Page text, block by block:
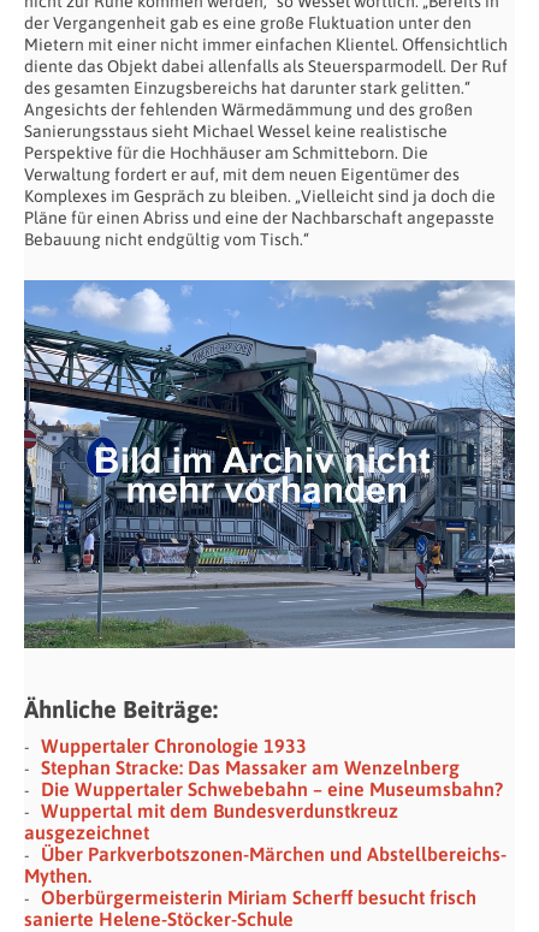
der Vergangenheit gab es eine große Fluktuation unter den
Mietern mit einer nicht immer einfachen Klientel. Offensichtlich
diente das Objekt dabei allenfalls als Steuersparmodell. Der Ruf
des gesamten Einzugsbereichs hat darunter stark gelitten.“
Angesichts der fehlenden Wärmedämmung und des großen
Sanierungsstaus sieht Michael Wessel keine realistische
Perspektive für die Hochhäuser am Schmitteborn. Die
Verwaltung fordert er auf, mit dem neuen Eigentümer des
Komplexes im Gespräch zu bleiben. „Vielleicht sind ja doch die
Pläne für einen Abriss und eine der Nachbarschaft angepasste
Bebauung nicht endgültig vom Tisch.“
Ähnliche Beiträge:
Wuppertaler Chronologie 1933
Stephan Stracke: Das Massaker am Wenzelnberg
Die Wuppertaler Schwebebahn – eine Museumsbahn?
Wuppertal mit dem Bundesverdunstkreuz
ausgezeichnet
Über Parkverbotszonen-Märchen und Abstellbereichs-
Mythen.
Oberbürgermeisterin Miriam Scherff besucht frisch
sanierte Helene-Stöcker-Schule